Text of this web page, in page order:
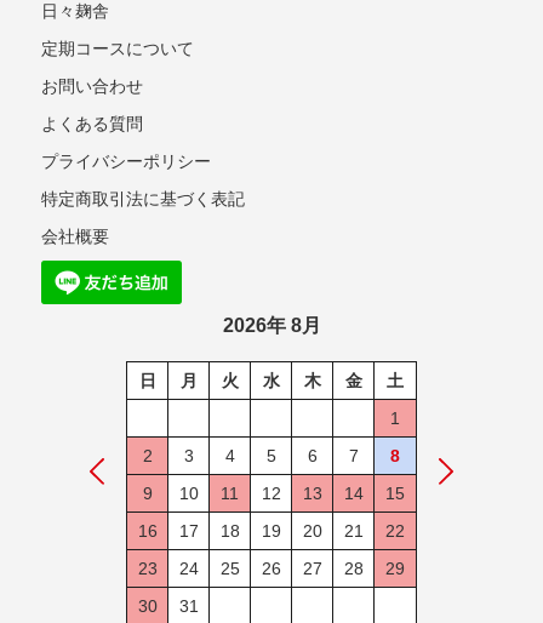
日々麹舎
定期コースについて
お問い合わせ
よくある質問
プライバシーポリシー
特定商取引法に基づく表記
会社概要
2026年 8月
日 月 火 水 木 金
土
1
2
3 4 5 6 7
8
9
10 11 12 13 14
15
16
17 18 19 20 21
22
23
24 25 26 27 28
29
30
31